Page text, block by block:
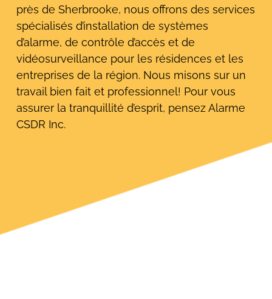
près de Sherbrooke, nous offrons des services
spécialisés d’installation de systèmes
d’alarme, de contrôle d’accès et de
vidéosurveillance pour les résidences et les
entreprises de la région. Nous misons sur un
travail bien fait et professionnel! Pour vous
assurer la tranquillité d’esprit, pensez Alarme
CSDR Inc.